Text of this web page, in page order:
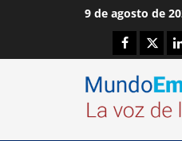
9 de agosto de
Facebook